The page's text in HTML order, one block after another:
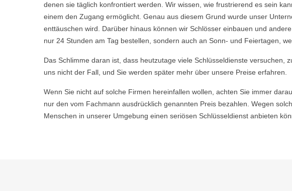
denen sie täglich konfrontiert werden. Wir wissen, wie frustrierend es sein
einem den Zugang ermöglicht. Genau aus diesem Grund wurde unser
enttäuschen wird. Darüber hinaus können wir Schlösser einbauen und
nur 24 Stunden am Tag bestellen, sondern auch an Sonn- und Feiertagen,
Das Schlimme daran ist, dass heutzutage viele Schlüsseldienste
uns nicht der Fall, und Sie werden später mehr über unsere Preise erfahren.
Wenn Sie nicht auf solche Firmen hereinfallen wollen, achten Sie immer
nur den vom Fachmann ausdrücklich genannten Preis bezahlen. Wegen
Menschen in unserer Umgebung einen seriösen Schlüsseldienst anbieten